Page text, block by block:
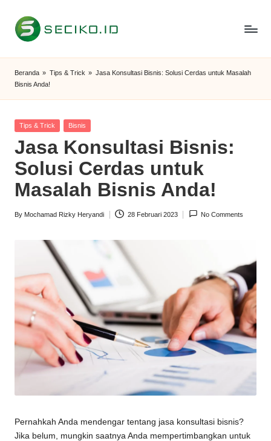
Skip
S
e
c
i
k
o
I
D
Beranda » Tips & Trick » Jasa Konsultasi Bisnis: Solusi Cerdas untuk Masalah
Bisnis Anda!
Posted
Tips & Trick Bisnis
Jasa Konsultasi Bisnis:
Solusi Cerdas untuk
Masalah Bisnis Anda!
Posted
By Mochamad Rizky Heryandi 28 Februari 2023 No Comments
Pernahkah Anda mendengar tentang jasa konsultasi bisnis?
Jika belum, mungkin saatnya Anda mempertimbangkan untuk